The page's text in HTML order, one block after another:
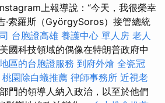
上報導說：“今天，我很榮幸
·索羅斯（GyörgySoros）接管總統
台胞證高雄 養護中心 單人房 老人
國科技領域的偶像在特朗普政府中
區的台胞證服務 到府外燴 全瓷冠
桃園除白蟻推薦 律師事務所 近視老
門的領導人納入政治，以至於他們